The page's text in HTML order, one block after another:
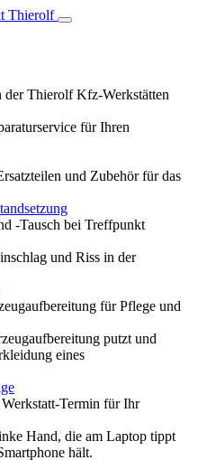
der Thierolf Kfz-Werkstätten
für Ihren
und Zubehör für das
-Tausch bei Treffpunkt
für Pflege und
Termin für Ihr